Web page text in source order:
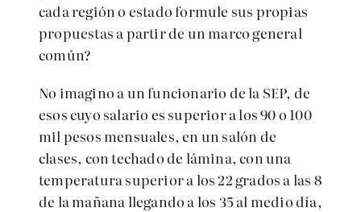
cada región o estado formule sus propias
propuestas a partir de un marco general
común?
No imagino a un funcionario de la SEP, de
esos cuyo salario es superior a los 90 o 100
mil pesos mensuales, en un salón de
clases, con techado de lámina, con una
temperatura superior a los 22 grados a las 8
de la mañana llegando a los 35 al medio día,